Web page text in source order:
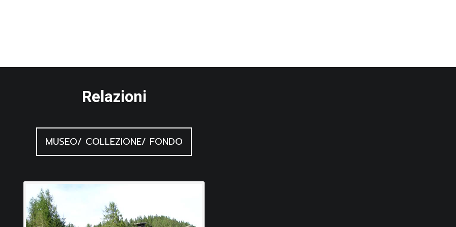
Relazioni
MUSEO/ COLLEZIONE/ FONDO